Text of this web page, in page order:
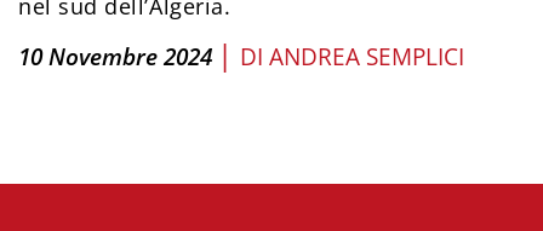
10 Novembre 2024 | DI ANDREA SEMPLICI